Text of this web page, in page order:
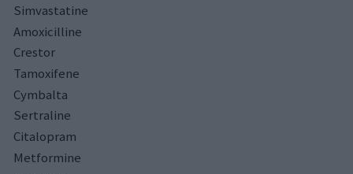
Simvastatine
Amoxicilline
Crestor
Tamoxifene
Cymbalta
Sertraline
Citalopram
Metformine